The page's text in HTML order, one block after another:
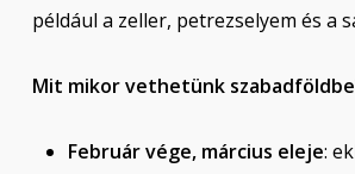
például a zeller, petrezselyem és a
Mit mikor vethetünk
Február vége, március eleje: